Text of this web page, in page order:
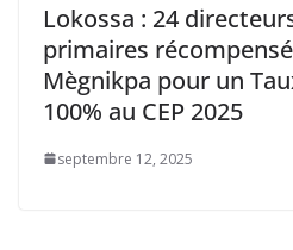
Lokossa : 24
primaires
Mègnikpa pour un
100% au CEP 2025
septembre 12, 2025